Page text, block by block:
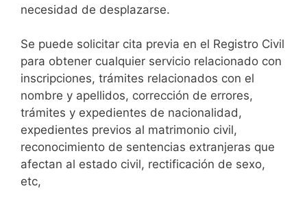
necesidad de desplazarse.​
Se puede solicitar cita previa en el Registro Civil
para obtener cualquier servicio relacionado con
inscripciones, trámites relacionados con el
nombre y apellidos, corrección de errores,
trámites y expedientes de nacionalidad,
expedientes previos al matrimonio civil,
reconocimiento de sentencias extranjeras que
afectan al estado civil, rectificación de sexo,
etc,